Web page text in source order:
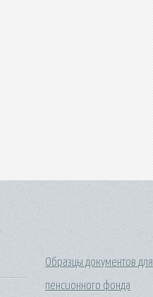
Образцы документов для
пенсионного фонда